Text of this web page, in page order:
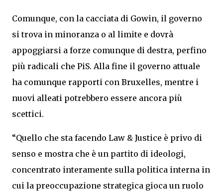
Comunque, con la cacciata di Gowin, il governo
si trova in minoranza o al limite e dovrà
appoggiarsi a forze comunque di destra, perfino
più radicali che PiS. Alla fine il governo attuale
ha comunque rapporti con Bruxelles, mentre i
nuovi alleati potrebbero essere ancora più
scettici.
“Quello che sta facendo Law & Justice è privo di
senso e mostra che è un partito di ideologi,
concentrato interamente sulla politica interna in
cui la preoccupazione strategica gioca un ruolo